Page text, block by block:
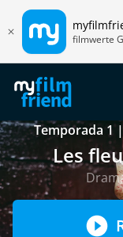
filmwerte
Temporada 1
Les